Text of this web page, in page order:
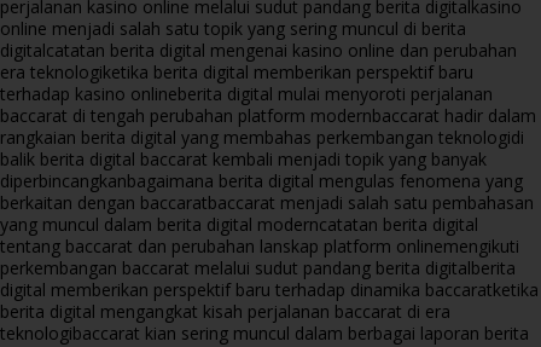
perjalanan kasino online melalui sudut pandang berita digitalkasino
online menjadi salah satu topik yang sering muncul di berita
digitalcatatan berita digital mengenai kasino online dan perubahan
era teknologiketika berita digital memberikan perspektif baru
terhadap kasino onlineberita digital mulai menyoroti perjalanan
baccarat di tengah perubahan platform modernbaccarat hadir dalam
rangkaian berita digital yang membahas perkembangan teknologidi
balik berita digital baccarat kembali menjadi topik yang banyak
diperbincangkanbagaimana berita digital mengulas fenomena yang
berkaitan dengan baccaratbaccarat menjadi salah satu pembahasan
yang muncul dalam berita digital moderncatatan berita digital
tentang baccarat dan perubahan lanskap platform onlinemengikuti
perkembangan baccarat melalui sudut pandang berita digitalberita
digital memberikan perspektif baru terhadap dinamika baccaratketika
berita digital mengangkat kisah perjalanan baccarat di era
teknologibaccarat kian sering muncul dalam berbagai laporan berita